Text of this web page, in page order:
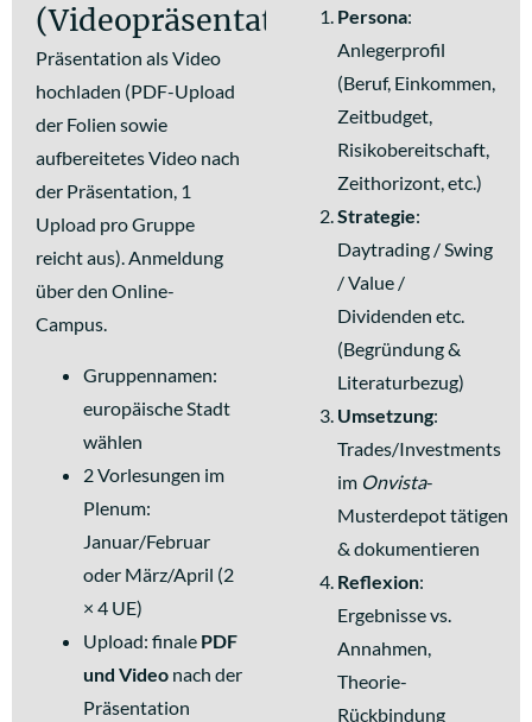
(Videopräsentation)
Präsentation als Video
hochladen (PDF-Upload
der Folien sowie
aufbereitetes Video nach
der Präsentation, 1
Upload pro Gruppe
reicht aus). Anmeldung
über den Online-
Campus.
Gruppennamen:
europäische Stadt
wählen
2 Vorlesungen im
Plenum:
Januar/Februar
oder März/April (2
× 4 UE)
Upload: finale PDF
und Video nach der
Präsentation
Persona:
Anlegerprofil
(Beruf, Einkommen,
Zeitbudget,
Risikobereitschaft,
Zeithorizont, etc.)
Strategie:
Daytrading / Swing
/ Value /
Dividenden etc.
(Begründung &
Literaturbezug)
Umsetzung:
Trades/Investments
im Onvista-
Musterdepot tätigen
& dokumentieren
Reflexion:
Ergebnisse vs.
Annahmen,
Theorie-
Rückbindung